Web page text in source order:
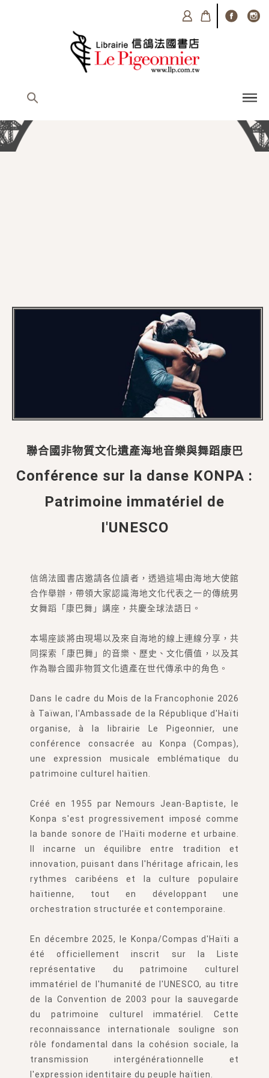
Conférence sur la danse KONPA :
Patrimoine immatériel de
I'UNESCO
聯合國非物質文化遺產海地音樂與舞蹈康巴
信鴿法國書店邀請各位讀者，透過這場由海地大使館
合作舉辦，帶領大家認識海地文化代表之一的傳統男
女舞蹈「康巴舞」講座，共慶全球法語日。
本場座談將由現場以及來自海地的線上連線分享，共
同探索「康巴舞」的音樂、歷史、文化價值，以及其
作為聯合國非物質文化遺產在世代傳承中的角色。
Dans le cadre du Mois de la Francophonie 2026
à Taïwan, l'Ambassade de la République d'Haïti
organise, à la librairie Le Pigeonnier, une
conférence consacrée au Konpa (Compas),
une expression musicale emblématique du
patrimoine culturel haïtien.
Créé en 1955 par Nemours Jean-Baptiste, le
Konpa s'est progressivement imposé comme
la bande sonore de l'Haïti moderne et urbaine.
Il incarne un équilibre entre tradition et
innovation, puisant dans l'héritage africain, les
rythmes caribéens et la culture populaire
haïtienne, tout en développant une
orchestration structurée et contemporaine.
En décembre 2025, le Konpa/Compas d'Haïti a
été officiellement inscrit sur la Liste
représentative du patrimoine culturel
immatériel de l'humanité de l'UNESCO, au titre
de la Convention de 2003 pour la sauvegarde
du patrimoine culturel immatériel. Cette
reconnaissance internationale souligne son
rôle fondamental dans la cohésion sociale, la
transmission intergénérationnelle et
l'expression identitaire du peuple haïtien.